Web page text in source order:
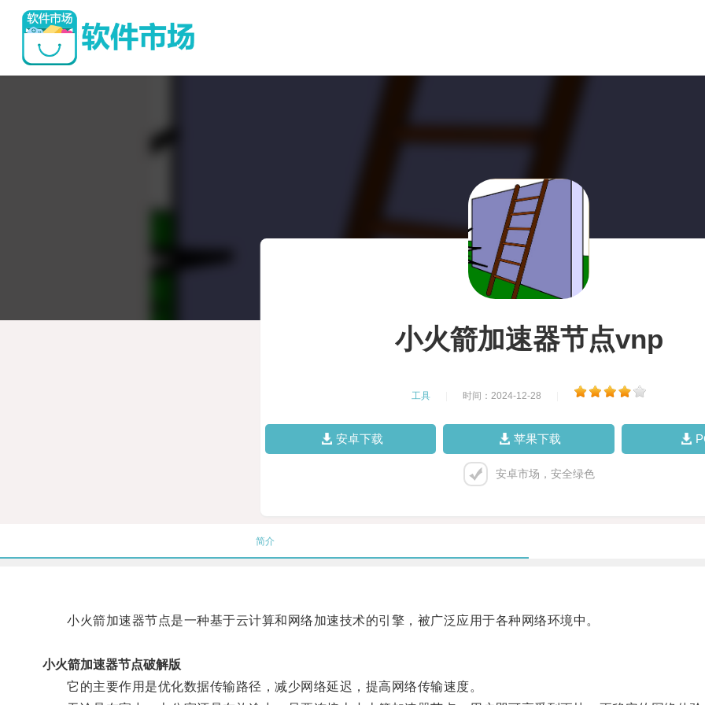
小火箭加速器节点vnp
工具 时间：2024-12-28
安卓下载 苹果下载
安卓市场，安全绿色
简介
小火箭加速器节点是一种基于云计算和网络加速技术的引擎，被广泛应用于各种网络环境中。
小火箭加速器节点破解版
它的主要作用是优化数据传输路径，减少网络延迟，提高网络传输速度。